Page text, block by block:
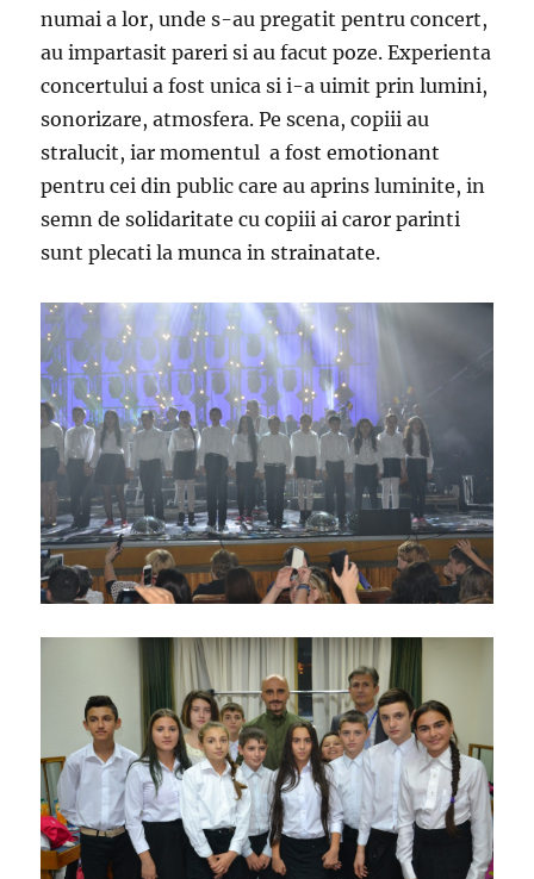
numai a lor, unde s-au pregatit pentru concert,
au impartasit pareri si au facut poze. Experienta
concertului a fost unica si i-a uimit prin lumini,
sonorizare, atmosfera. Pe scena, copiii au
stralucit, iar momentul a fost emotionant
pentru cei din public care au aprins luminite, in
semn de solidaritate cu copiii ai caror parinti
sunt plecati la munca in strainatate.